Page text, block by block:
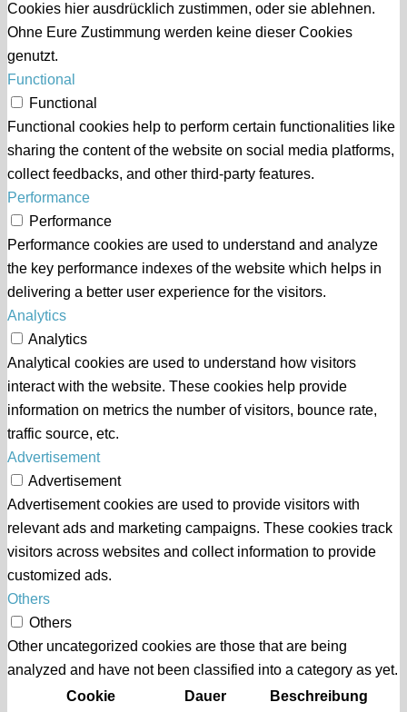
Cookies hier ausdrücklich zustimmen, oder sie ablehnen.
Ohne Eure Zustimmung werden keine dieser Cookies
genutzt.
Functional
Functional
Functional cookies help to perform certain functionalities like
sharing the content of the website on social media platforms,
collect feedbacks, and other third-party features.
Performance
Performance
Performance cookies are used to understand and analyze
the key performance indexes of the website which helps in
delivering a better user experience for the visitors.
Analytics
Analytics
Analytical cookies are used to understand how visitors
interact with the website. These cookies help provide
information on metrics the number of visitors, bounce rate,
traffic source, etc.
Advertisement
Advertisement
Advertisement cookies are used to provide visitors with
relevant ads and marketing campaigns. These cookies track
visitors across websites and collect information to provide
customized ads.
Others
Others
Other uncategorized cookies are those that are being
analyzed and have not been classified into a category as yet.
Cookie
Dauer Beschreibung